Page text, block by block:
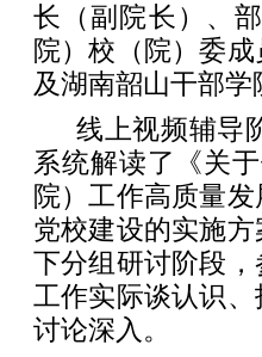
长（副院长）、
院）校（院）委
及湖南韶山干部
线上视频辅导
系统解读了《关
院）工作高质量
党校建设的实施
下分组研讨阶段
工作实际谈认识
讨论深入。